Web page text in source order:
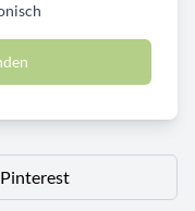
Pinterest